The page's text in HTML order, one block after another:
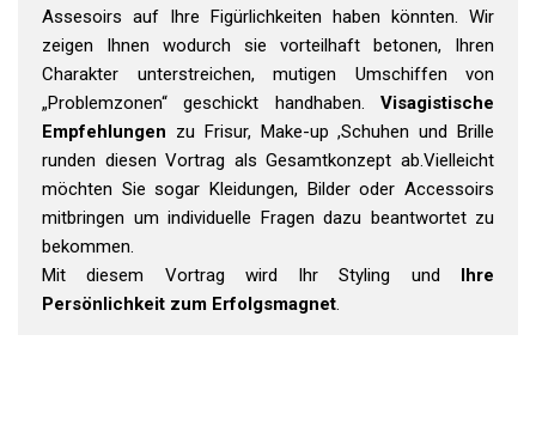
Assesoirs auf Ihre Figürlichkeiten haben könnten. Wir
zeigen Ihnen wodurch sie vorteilhaft betonen, Ihren
Charakter unterstreichen, mutigen Umschiffen von
„Problemzonen“ geschickt handhaben. Visagistische
Empfehlungen zu Frisur, Make-up ,Schuhen und Brille
runden diesen Vortrag als Gesamtkonzept ab.Vielleicht
möchten Sie sogar Kleidungen, Bilder oder Accessoirs
mitbringen um individuelle Fragen dazu beantwortet zu
bekommen.
Mit diesem Vortrag wird Ihr Styling und Ihre
Persönlichkeit zum Erfolgsmagnet.